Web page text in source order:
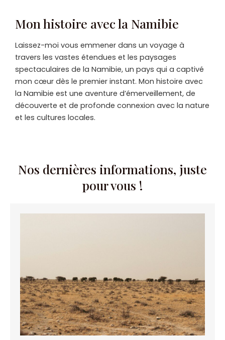
Mon histoire avec la Namibie
Laissez-moi vous emmener dans un voyage à
travers les vastes étendues et les paysages
spectaculaires de la Namibie, un pays qui a captivé
mon cœur dès le premier instant. Mon histoire avec
la Namibie est une aventure d’émerveillement, de
découverte et de profonde connexion avec la nature
et les cultures locales.
Nos dernières informations, juste
pour vous !